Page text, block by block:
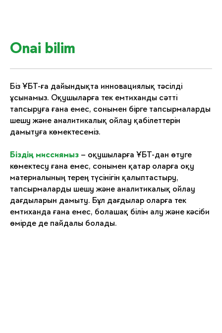
Onai bilim
Біз ҰБТ-ға дайындықта инновациялық тәсілді
ұсынамыз. Оқушыларға тек емтиханды сәтті
тапсыруға ғана емес, сонымен бірге тапсырмаларды
шешу және аналитикалық ойлау қабілеттерін
дамытуға көмектесеміз.
Біздің миссиямыз – оқушыларға ҰБТ-дан өтуге
көмектесу ғана емес, сонымен қатар оларға оқу
материалының терең түсінігін қалыптастыру,
тапсырмаларды шешу және аналитикалық ойлау
дағдыларын дамыту. Бұл дағдылар оларға тек
емтиханда ғана емес, болашақ білім алу және кәсіби
өмірде де пайдалы болады.